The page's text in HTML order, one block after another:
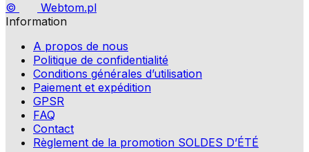
©
Webtom.pl
Information
A propos de nous
Politique de confidentialité
Conditions générales d’utilisation
Paiement et expédition
GPSR
FAQ
Contact
Règlement de la promotion SOLDES D’ÉTÉ